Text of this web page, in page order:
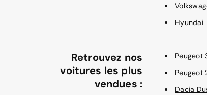
Hyundai
Retrouvez nos
voitures les plus
vendues :
Peugeot
Peugeot
Dacia